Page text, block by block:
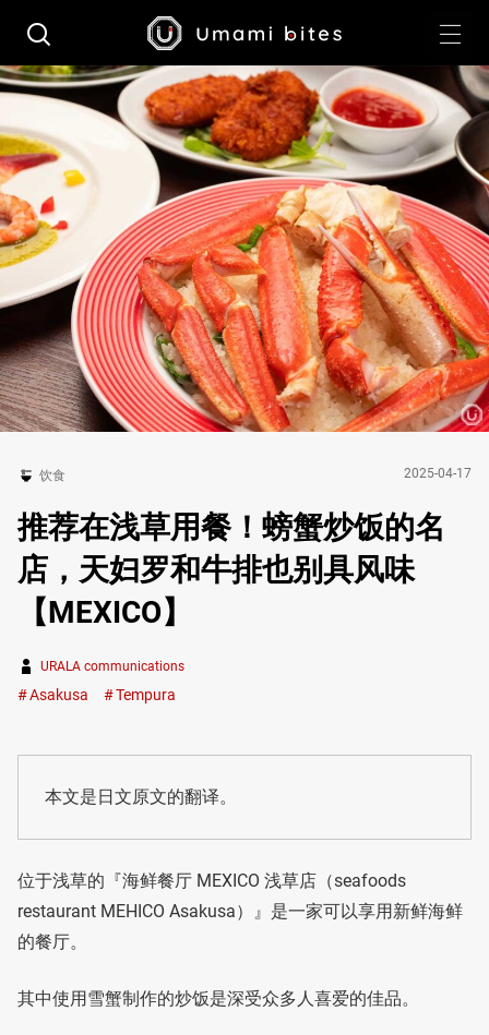
饮食 2025-04-17
推荐在浅草用餐！螃蟹炒饭的名
店，天妇罗和牛排也别具风味
【MEXICO】
URALA communications
Asakusa Tempura
本文是日文原文的翻译。
位于浅草的『海鲜餐厅 MEXICO 浅草店（seafoods
restaurant MEHICO Asakusa）』是一家可以享用新鲜海鲜
的餐厅。
其中使用雪蟹制作的炒饭是深受众多人喜爱的佳品。